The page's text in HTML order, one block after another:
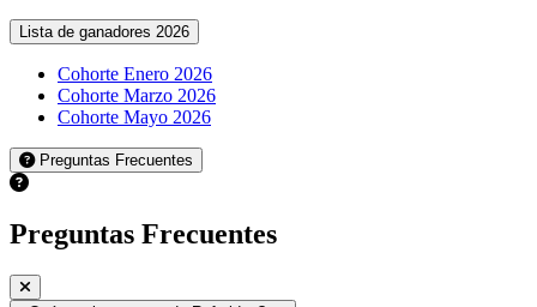
Lista de ganadores 2026
Cohorte Enero 2026
Cohorte Marzo 2026
Cohorte Mayo 2026
Preguntas Frecuentes
Preguntas Frecuentes